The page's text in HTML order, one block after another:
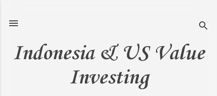
Indonesia & US Value
Investing